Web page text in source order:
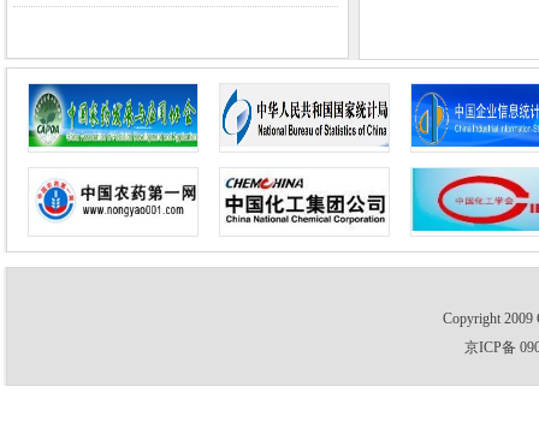
Copyright 2009
京ICP备